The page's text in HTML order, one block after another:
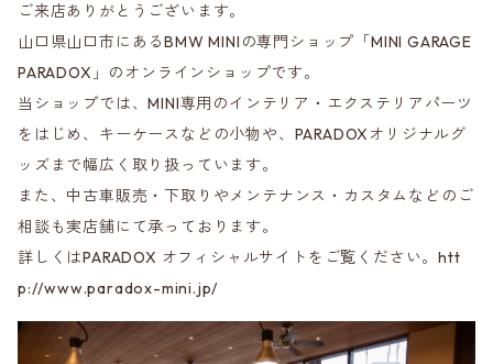
ご来店ありがとうございます。
山口県山口市にあるBMW MINIの専門ショップ「MINI GARAGE
PARADOX」のオンラインショップです。
当ショップでは、MINI専用のインテリア・エクステリアパーツ
をはじめ、キーケースなどの小物や、PARADOXオリジナルグ
ッズまで幅広く取り扱っています。
また、中古車販売・下取りやメンテナンス・カスタムなどのご
相談も実店舗にて承っております。
詳しくはPARADOX オフィシャルサイトをご覧ください。htt
p://www.paradox-mini.jp/